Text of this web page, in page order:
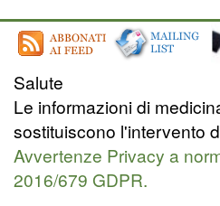
Salute
Le informazioni di
sostituiscono l'intervento
Avvertenze Privacy a
2016/679 GDPR.